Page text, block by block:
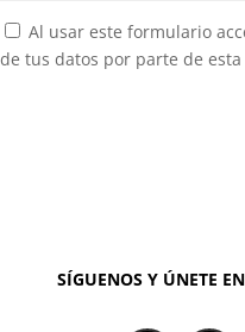
Al usar este formulario
de tus datos por parte de esta
SÍGUENOS Y ÚNETE